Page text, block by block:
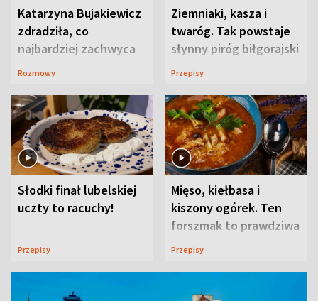
Katarzyna Bujakiewicz
zdradziła, co
najbardziej zachwyca
ją w Lublinie
Rozmowy
Ziemniaki, kasza i
twaróg. Tak powstaje
słynny piróg biłgorajski
Przepisy
Słodki finał lubelskiej
uczty to racuchy!
Przepisy
Mięso, kiełbasa i
kiszony ogórek. Ten
forszmak to prawdziwa
uczta
Przepisy